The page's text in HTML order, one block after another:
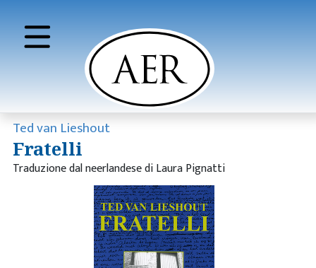
Ted van Lieshout
Fratelli
Traduzione dal neerlandese di Laura Pignatti